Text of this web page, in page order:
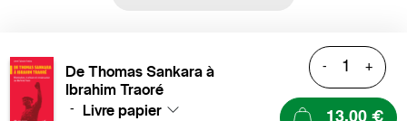
De Thomas Sankara à
Ibrahim Traoré
- Livre papier
- +
13.00 €